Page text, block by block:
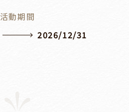
活動期間
2026/12/31